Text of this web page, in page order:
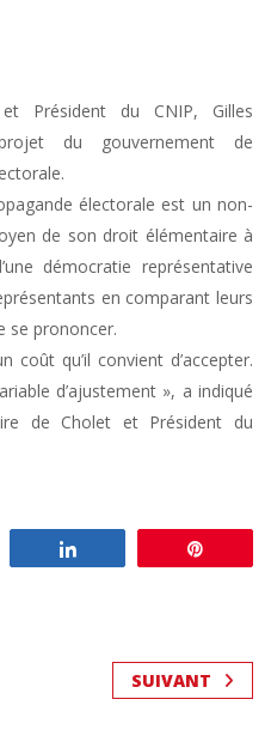
Président du CNIP, Gilles
du gouvernement de
électorale est un non-
de son droit élémentaire à
démocratie représentative
en comparant leurs
se prononcer.
coût qu’il convient d’accepter.
d’ajustement », a indiqué
de Cholet et Président du
SUIVANT